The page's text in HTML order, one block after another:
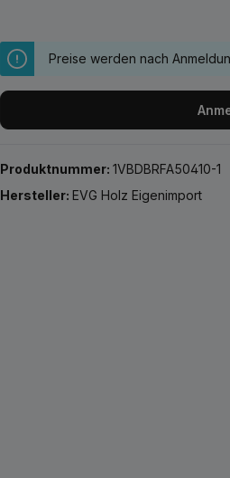
Preise werden nach
Produktnummer:1VBDBRFA50410-1
Hersteller:EVG Holz Eigenimport